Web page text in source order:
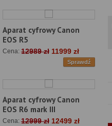
Aparat cyfrowy Canon
EOS R5
Cena: 12989 zł 11999 zł
Sprawdź
Aparat cyfrowy Canon
EOS R6 mark III
Cena: 12999 zł 12499 zł